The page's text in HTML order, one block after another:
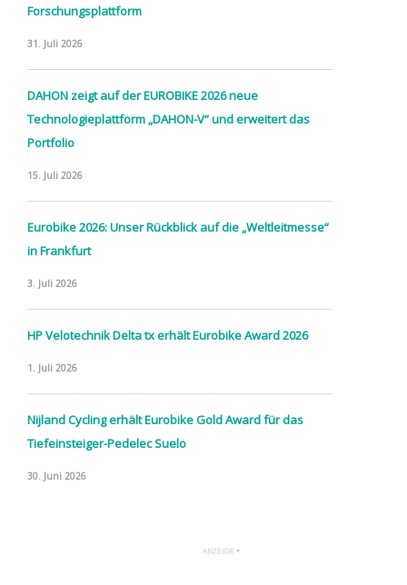
Forschungsplattform
31. Juli 2026
DAHON zeigt auf der EUROBIKE 2026 neue
Technologieplattform „DAHON-V“ und erweitert das
Portfolio
15. Juli 2026
Eurobike 2026: Unser Rückblick auf die „Weltleitmesse“
in Frankfurt
3. Juli 2026
HP Velotechnik Delta tx erhält Eurobike Award 2026
1. Juli 2026
Nijland Cycling erhält Eurobike Gold Award für das
Tiefeinsteiger-Pedelec Suelo
30. Juni 2026